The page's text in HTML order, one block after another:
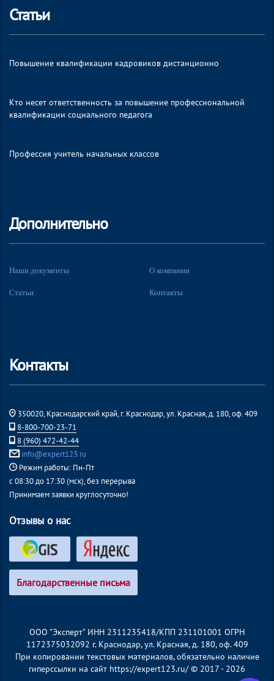
Статьи
Повышение квалификации кадровиков дистанционно
Кто несет ответственность за повышение профессиональной
квалификации социального педагога
Профессия учитель начальных классов
Дополнительно
Наши документы О компании
Статьи Контакты
Контакты
350020, Краснодарский край, г. Краснодар, ул. Красная, д. 180, оф. 409
8-800-700-23-71
8 (960) 472-42-44
info@expert123.ru
Режим работы: Пн-Пт
с 08:30 до 17:30 (мск), без перерыва
Принимаем заявки круглосуточно!
Отзывы о нас
Благодарственные письма
ООО "Эксперт" ИНН 2311235418/КПП 231101001 ОГРН
1172375032092 г. Краснодар, ул. Красная, д. 180, оф. 409
При копировании текстовых материалов, обязательно наличие
гиперссылки на сайт https://expert123.ru/ © 2017 - 2026